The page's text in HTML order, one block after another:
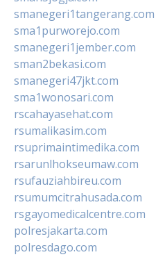
smanegeri1tangerang.com
sma1purworejo.com
smanegeri1jember.com
sman2bekasi.com
smanegeri47jkt.com
sma1wonosari.com
rscahayasehat.com
rsumalikasim.com
rsuprimaintimedika.com
rsarunlhokseumaw.com
rsufauziahbireu.com
rsumumcitrahusada.com
rsgayomedicalcentre.com
polresjakarta.com
polresdago.com